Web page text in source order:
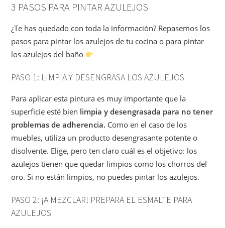
3 PASOS PARA PINTAR AZULEJOS
¿Te has quedado con toda la información? Repasemos los
pasos para pintar los azulejos de tu cocina o para pintar
los azulejos del baño
PASO 1: LIMPIA Y DESENGRASA LOS AZULEJOS
Para aplicar esta pintura es muy importante que la
superficie esté bien limpia y desengrasada para no tener
problemas de adherencia. Como en el caso de los
muebles, utiliza un producto desengrasante potente o
disolvente. Elige, pero ten claro cuál es el objetivo: los
azulejos tienen que quedar limpios como los chorros del
oro. Si no están limpios, no puedes pintar los azulejos.
PASO 2: ¡A MEZCLAR! PREPARA EL ESMALTE PARA
AZULEJOS